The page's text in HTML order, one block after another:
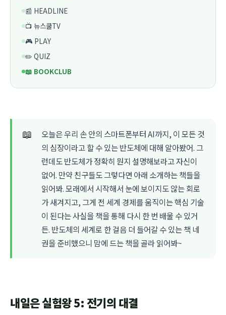
📰 HEADLINE
📺 뉴스쿨TV
🎮 PLAY
✏️ QUIZ
📖 BOOKCLUB
📖
오늘은 우리 손 안의 스마트폰부터 AI까지, 이 모든 것
의 심장이라고 할 수 있는 반도체에 대해 알아봤어. 그
런데도 반도체가 정확히 뭔지 설명해보라고 자신이
없어. 만약 친구들도 그렇다면 아래 소개하는 책들을
읽어봐. 모래에서 시작해서 눈에 보이지도 않는 회로
가 새겨지고, 그게 전 세계 경제를 움직이는 핵심 기술
이 된다는 사실을 책을 통해 다시 한 번 배울 수 있거
든. 반도체의 세계로 한 걸음 더 들어갈 수 있는 책 네
권을 준비했으니 맘에 드는 책을 골라 읽어봐~
내일은 실험왕 5: 전기의 대결